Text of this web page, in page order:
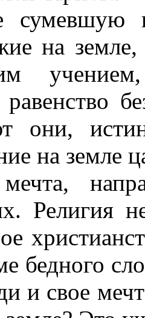
сумевшую
на
равенство
они,
на земле
мечта,
Религия
бедного
и свое